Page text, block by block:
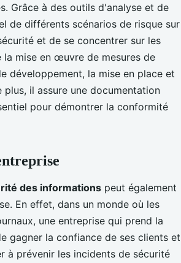
Grâce à des outils d'analyse et de
de différents scénarios de risque sur
et de se concentrer sur les
mise en œuvre de mesures de
développement, la mise en place et
il assure une documentation
pour démontrer la conformité
des informations peut également
En effet, dans un monde où les
une entreprise qui prend la
gagner la confiance de ses clients et
à prévenir les incidents de sécurité